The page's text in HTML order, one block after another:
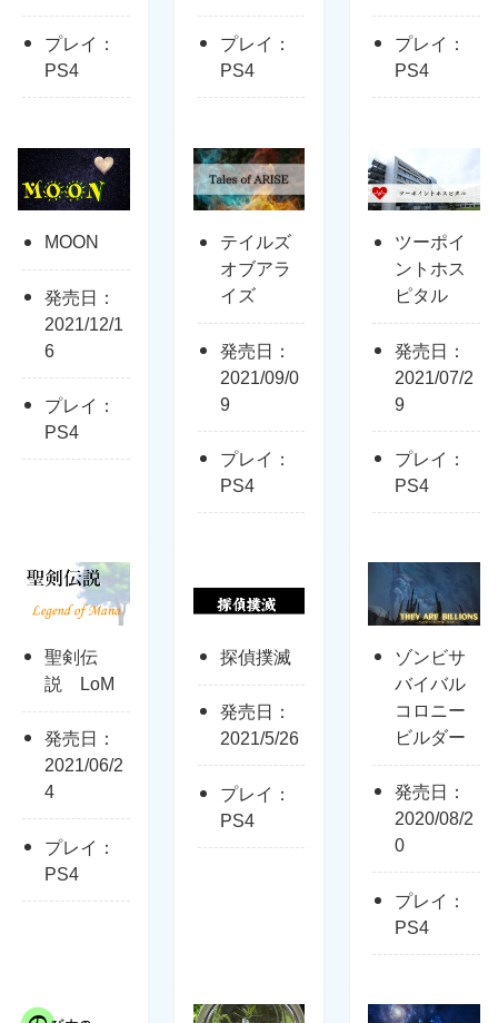
プレイ：
PS4
プレイ：
PS4
プレイ：
PS4
MOON
発売日：
2021/12/1
6
プレイ：
PS4
テイルズ
オブアラ
イズ
発売日：
2021/09/0
9
プレイ：
PS4
ツーポイ
ントホス
ピタル
発売日：
2021/07/2
9
プレイ：
PS4
聖剣伝
説 LoM
発売日：
2021/06/2
4
プレイ：
PS4
探偵撲滅
発売日：
2021/5/26
プレイ：
PS4
ゾンビサ
バイバル
コロニー
ビルダー
発売日：
2020/08/2
0
プレイ：
PS4